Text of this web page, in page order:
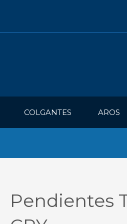
COLGANTES AROS
Pendientes